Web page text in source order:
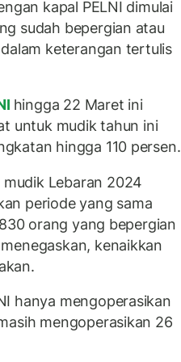
kapal PELNI dimulai
sudah bepergian atau
keterangan tertulis
hingga 22 Maret ini
untuk mudik tahun ini
hingga 110 persen.
Lebaran 2024
periode yang sama
orang yang bepergian
kenaikkan
hanya mengoperasikan
mengoperasikan 26